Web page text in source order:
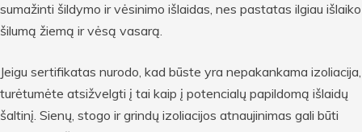
sumažinti šildymo ir vėsinimo išlaidas, nes pastatas ilgiau išlaiko
šilumą žiemą ir vėsą vasarą.
Jeigu sertifikatas nurodo, kad būste yra nepakankama izoliacija,
turėtumėte atsižvelgti į tai kaip į potencialų papildomą išlaidų
šaltinį. Sienų, stogo ir grindų izoliacijos atnaujinimas gali būti